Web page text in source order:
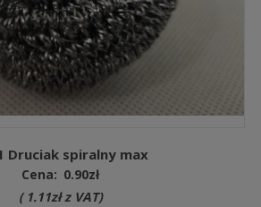
Druciak spiralny max
Cena: 0.90zł
( 1.11złz VAT)